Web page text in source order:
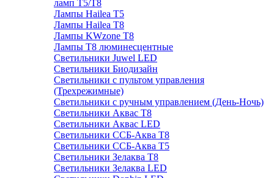
ламп Т5/Т8
Лампы Hailea Т5
Лампы Hailea Т8
Лампы KWzone Т8
Лампы Т8 люминесцентные
Светильники Juwel LED
Светильники Биодизайн
Светильники с пультом управления
(Трехрежимные)
Светильники с ручным управлением (День-Ночь)
Светильники Аквас Т8
Светильники Аквас LED
Светильники ССБ-Аква Т8
Светильники ССБ-Аква Т5
Светильники Зелаква Т8
Светильники Зелаква LED